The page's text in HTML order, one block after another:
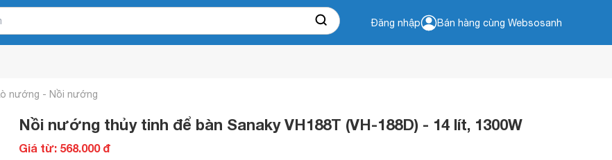
Đăng nhập Bán hàng cùng Websosanh
Lò nướng - Nồi nướng
Nồi nướng thủy tinh để bàn Sanaky VH188T (VH-188D) - 14 lít, 1300W
Giá từ: 568.000 đ